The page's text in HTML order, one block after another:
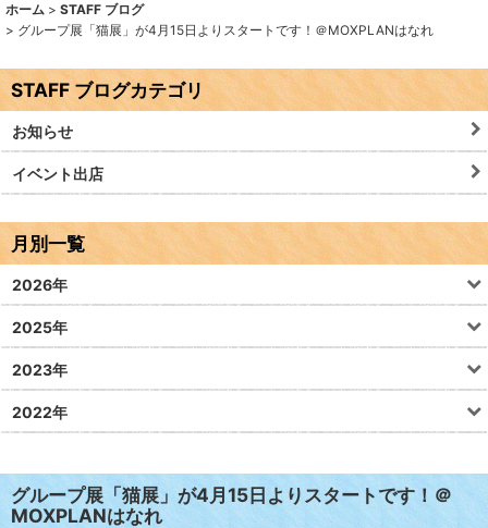
ホーム > STAFF ブログ
> グループ展「猫展」が4月15日よりスタートです！＠MOXPLANはなれ
グループ展「猫展」が4月15日よりスタートです！＠
MOXPLANはなれ
STAFF ブログカテゴリ
お知らせ
イベント出店
月別一覧
2026年
2025年
2023年
2022年